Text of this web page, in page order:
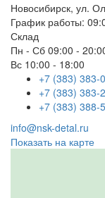
Новосибирск, ул.
График работы:
Склад
Пн - Сб 09:00 -
Вс 10:00 - 18:00
+7 (383) 383-
+7 (383) 383-
+7 (383) 388-
info@nsk-detal.ru
Показать на карте